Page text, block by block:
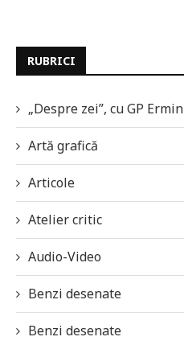
RUBRICI
„Despre zei”, cu GP Ermin
Artă grafică
Articole
Atelier critic
Audio-Video
Benzi desenate
Benzi desenate